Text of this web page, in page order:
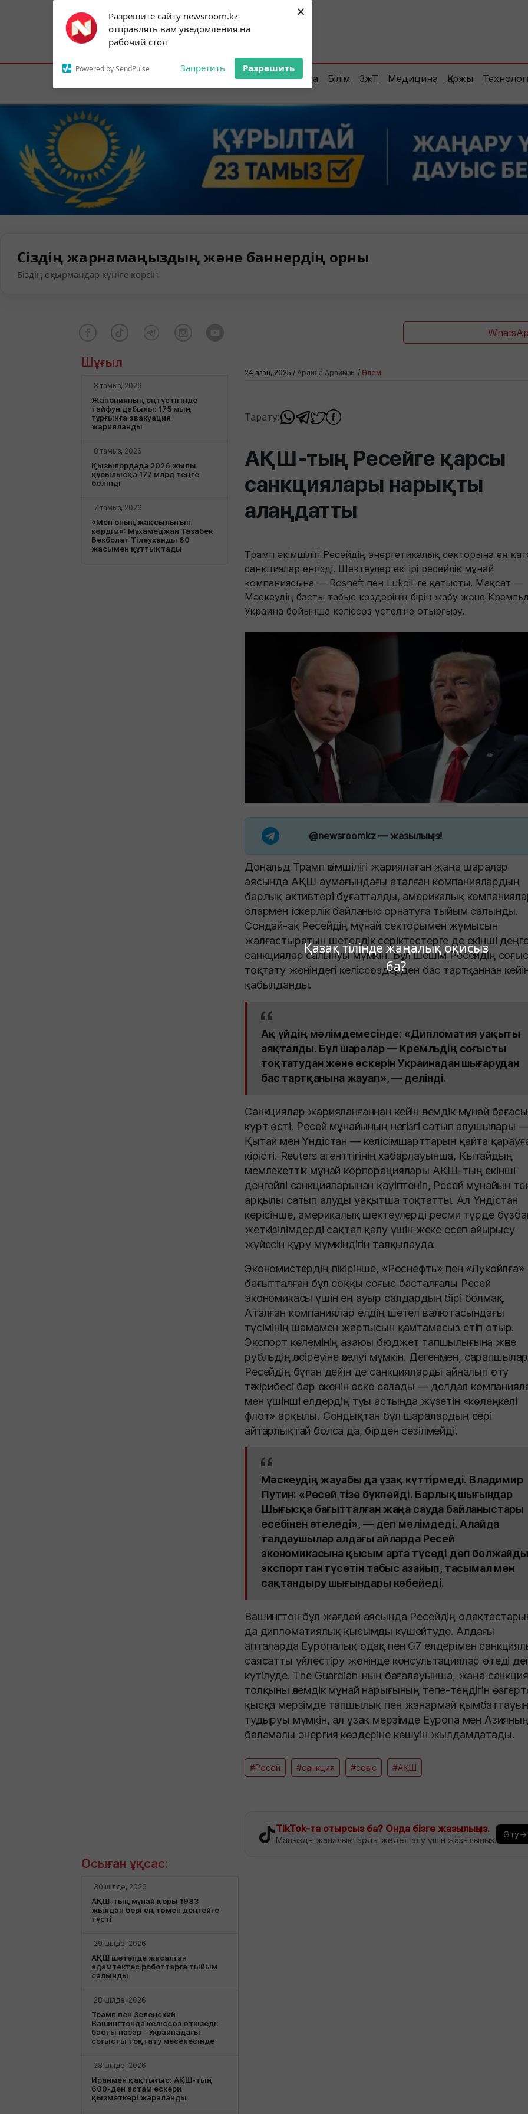
Разрешите сайту newsroom.kz
отправлять вам уведомления на
рабочий стол
Powered by SendPulse Запретить Разрешить
×
Қазақ тілінде жаңалық оқисыз
ба?
Subscribe to our
notifications!
To enable permission prompts, click on
the notification icon
Астана:30°C Алматы:33°C Шымкент:
Елорда Сараптама Білім ЗжТ Медицина Қаржы
Сіздің жарнамаңыздың және баннердің орны
Біздің оқырмандар күніге көрсін
Шұғыл
8 тамыз, 2026
Жапонияның оңтүстігінде
тайфун дабылы: 175 мың
тұрғынға эвакуация
жарияланды
8 тамыз, 2026
Қызылордада 2026 жылы
құрылысқа 177 млрд теңге
бөлінді
7 тамыз, 2026
«Мен оның жақсылығын
көрдім»: Мұхамеджан Тазабек
Бекболат Тілеуханды 60
жасымен құттықтады
24 қазан, 2025 / Арайна Арайқызы / Әлем
Тарату:
АҚШ-тың Ресейге қарсы
санкциялары нарықты
алаңдатты
Трамп әкімшілігі Ресейдің энергетикалық секторына ең
санкциялар енгізді. Шектеулер екі ірі ресейлік мұнай
компаниясына — Rosneft пен Lukoil-ге қатысты. Мақсат —
Мәскеудің басты табыс көздерінің бірін жабу және
Украина бойынша келіссөз үстеліне отырғызу.
@newsroomkz— жазылыңыз!
Дональд Трамп әкімшілігі жариялаған жаңа шаралар
аясында АҚШ аумағындағы аталған компаниялардың
барлық активтері бұғатталды, америкалық
олармен іскерлік байланыс орнатуға тыйым салынды.
Сондай-ақ Ресейдің мұнай секторымен жұмысын
жалғастыратын шетелдік серіктестерге де екінші
санкциялар салынуы мүмкін. Бұл шешім Ресейдің
тоқтату жөніндегі келіссөздерден бас тартқаннан
қабылданды.
Ақ үйдің мәлімдемесінде: «Дипломатия уақыты
аяқталды. Бұл шаралар — Кремльдің соғысты
тоқтатудан және әскерін Украинадан шығарудан
бас тартқанына жауап», — делінді.
Санкциялар жарияланғаннан кейін әлемдік мұнай бағасы
күрт өсті. Ресей мұнайының негізгі сатып алушылары
Қытай мен Үндістан — келісімшарттарын қайта
кірісті. Reuters агенттігінің хабарлауынша, Қытайдың
мемлекеттік мұнай корпорациялары АҚШ-тың екінші
деңгейлі санкцияларынан қауіптеніп, Ресей мұнайын
арқылы сатып алуды уақытша тоқтатты. Ал Үндістан
керісінше, америкалық шектеулерді ресми түрде
жеткізілімдерді сақтап қалу үшін жеке есеп айырысу
жүйесін құру мүмкіндігін талқылауда.
Экономистердің пікірінше, «Роснефть» пен «Лукойлға»
бағытталған бұл соққы соғыс басталғалы Ресей
экономикасы үшін ең ауыр салдардың бірі болмақ.
Аталған компаниялар елдің шетел валютасындағы
түсімінің шамамен жартысын қамтамасыз етіп отыр.
Экспорт көлемінің азаюы бюджет тапшылығына және
рубльдің әлсіреуіне әкелуі мүмкін. Дегенмен, сарапшылар
Ресейдің бұған дейін де санкцияларды айналып өту
тәжірибесі бар екенін еске салады — делдал
мен үшінші елдердің туы астында жүзетін «көлеңкелі
флот» арқылы. Сондықтан бұл шаралардың әсері
айтарлықтай болса да, бірден сезілмейді.
Мәскеудің жауабы да ұзақ күттірмеді. Владимир
Путин: «Ресей тізе бүкпейді. Барлық шығындар
Шығысқа бағытталған жаңа сауда байланыстары
есебінен өтеледі», — деп мәлімдеді. Алайда
талдаушылар алдағы айларда Ресей
экономикасына қысым арта түседі деп
экспорттан түсетін табыс азайып, тасымал мен
сақтандыру шығындары көбейеді.
Вашингтон бұл жағдай аясында Ресейдің
да дипломатиялық қысымды күшейтуде. Алдағы
апталарда Еуропалық одақ пен G7 елдерімен
саясатты үйлестіру жөнінде консультациялар өтеді
күтілуде. The Guardian-ның бағалауынша, жаңа
толқыны әлемдік мұнай нарығының тепе-теңдігін
қысқа мерзімде тапшылық пен жанармай
тудыруы мүмкін, ал ұзақ мерзімде Еуропа мен Азияның
баламалы энергия көздеріне көшуін жылдамдатады.
#Ресей #санкция #соғыс #АҚШ
TikTok-та отырсыз ба? Онда бізге жазылыңыз.
Маңызды жаңалықтарды жедел алу үшін жазылыңыз.
Өту→
Осыған ұқсас:
30 шілде, 2026
АҚШ-тың мұнай қоры 1983
жылдан бері ең төмен деңгейге
түсті
29 шілде, 2026
АҚШ шетелде жасалған
адамтектес роботтарға тыйым
салынды
28 шілде, 2026
Трамп пен Зеленский
Вашингтонда келіссөз өткізеді:
басты назар – Украинадағы
соғысты тоқтату мәселесінде
28 шілде, 2026
Иранмен қақтығыс: АҚШ-тың
600-ден астам әскери
қызметкері жараланды